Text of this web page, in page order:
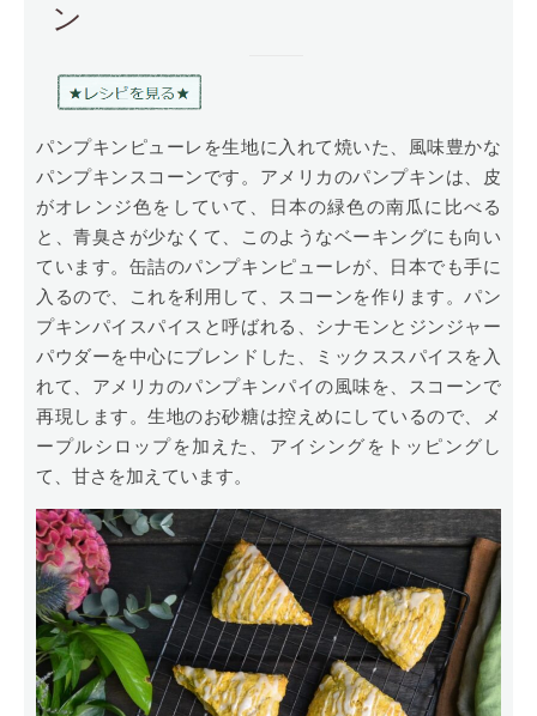
ン
パンプキンピューレを生地に入れて焼いた、風味豊かな
パンプキンスコーンです。アメリカのパンプキンは、皮
がオレンジ色をしていて、日本の緑色の南瓜に比べる
と、青臭さが少なくて、このようなベーキングにも向い
ています。缶詰のパンプキンピューレが、日本でも手に
入るので、これを利用して、スコーンを作ります。パン
プキンパイスパイスと呼ばれる、シナモンとジンジャー
パウダーを中心にブレンドした、ミックススパイスを入
れて、アメリカのパンプキンパイの風味を、スコーンで
再現します。生地のお砂糖は控えめにしているので、メ
ープルシロップを加えた、アイシングをトッピングし
て、甘さを加えています。